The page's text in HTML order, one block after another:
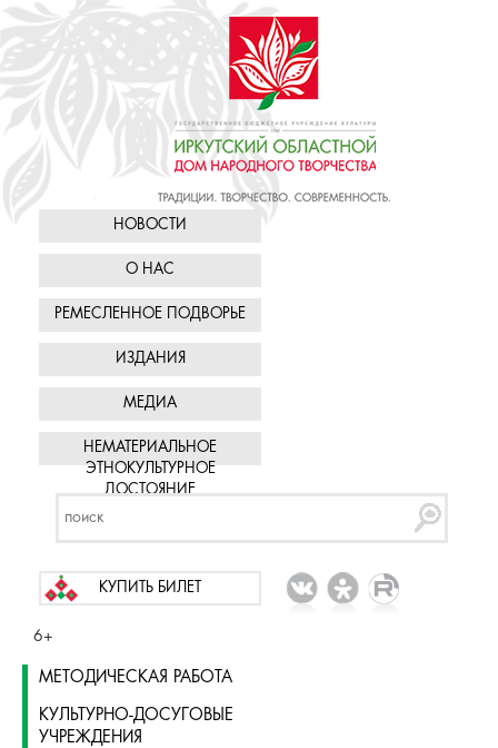
НОВОСТИ
О НАС
РЕМЕСЛЕННОЕ ПОДВОРЬЕ
ИЗДАНИЯ
МЕДИА
НЕМАТЕРИАЛЬНОЕ
ЭТНОКУЛЬТУРНОЕ
ДОСТОЯНИЕ
КУПИТЬ БИЛЕТ
6+
МЕТОДИЧЕСКАЯ РАБОТА
КУЛЬТУРНО-ДОСУГОВЫЕ
УЧРЕЖДЕНИЯ